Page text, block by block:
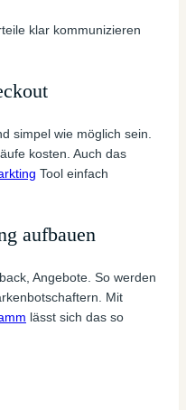
klar kommunizieren
simpel wie möglich sein.
kosten. Auch das
Tool einfach
aufbauen
Angebote. So werden
Mit
lässt sich das so